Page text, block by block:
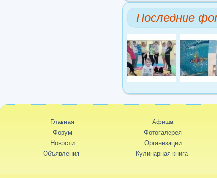
Последние
Главная
Форум
Новости
Объявления
Афиша
Фотогалерея
Организации
Кулинарная книга